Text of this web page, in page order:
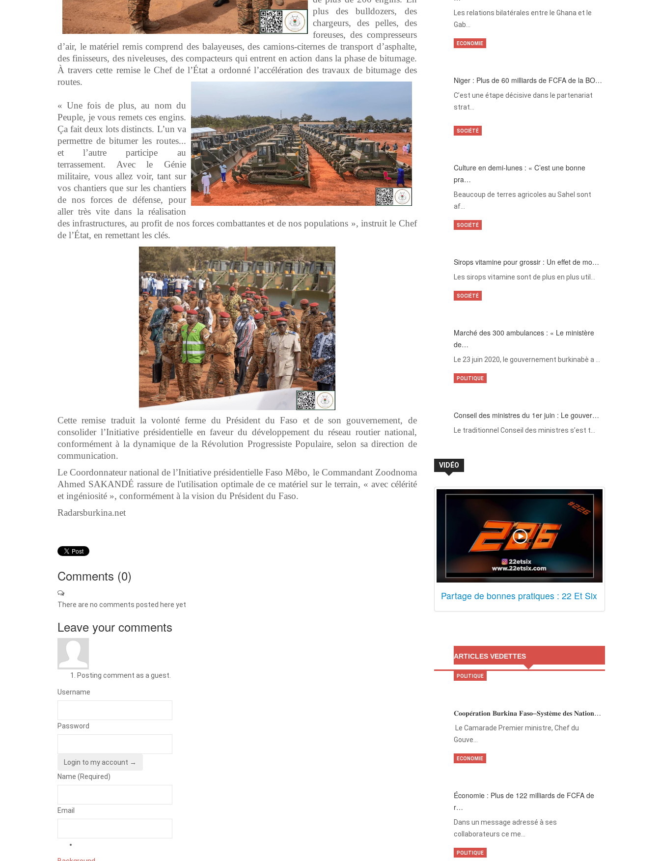
plus des bulldozers, des
chargeurs, des pelles, des
foreuses, des compresseurs
d’air, le matériel remis comprend des balayeuses, des camions-citernes de transport d’asphalte,
des finisseurs, des niveleuses, des compacteurs qui entrent en action dans la phase de bitumage.
À travers cette remise le Chef de l’État a ordonné l’accélération des travaux de bitumage des
routes.
« Une fois de plus, au nom du
Peuple, je vous remets ces engins.
Ça fait deux lots distincts. L’un va
permettre de bitumer les routes...
et l’autre participe au
terrassement. Avec le Génie
militaire, vous allez voir, tant sur
vos chantiers que sur les chantiers
de nos forces de défense, pour
aller très vite dans la réalisation
des infrastructures, au profit de nos forces combattantes et de nos populations », instruit le Chef
de l’État, en remettant les clés.
Cette remise traduit la volonté ferme du Président du Faso et de son gouvernement, de
consolider l’Initiative présidentielle en faveur du développement du réseau routier national,
conformément à la dynamique de la Révolution Progressiste Populaire, selon sa direction de
communication.
Le Coordonnateur national de l’Initiative présidentielle Faso Mêbo, le Commandant Zoodnoma
Ahmed SAKANDÉ rassure de l'utilisation optimale de ce matériel sur le terrain, « avec célérité
et ingéniosité », conformément à la vision du Président du Faso.
Radarsburkina.net
Comments (0)
There are no comments posted here yet
Leave your comments
Posting comment as a guest.
Username
Password
Login to my account →
Name (Required)
Email
Les relations bilatérales entre le Ghana et le
Gab…
Niger : Plus de 60 milliards de FCFA de la BO…
C’est une étape décisive dans le partenariat
strat…
ECONOMIE
Culture en demi-lunes : « C’est une bonne
pra…
Beaucoup de terres agricoles au Sahel sont
af…
SOCIÉTÉ
Sirops vitamine pour grossir : Un effet de mo…
Les sirops vitamine sont de plus en plus util…
SOCIÉTÉ
Marché des 300 ambulances : « Le ministère
de…
Le 23 juin 2020, le gouvernement burkinabè a …
SOCIÉTÉ
Conseil des ministres du 1er juin : Le gouver…
Le traditionnel Conseil des ministres s’est t…
POLITIQUE
VIDÉO
Partage de bonnes pratiques : 22 Et Six
ARTICLES VEDETTES
𝐂𝐨𝐨𝐩𝐞́𝐫𝐚𝐭𝐢𝐨𝐧 𝐁𝐮𝐫𝐤𝐢𝐧𝐚 𝐅𝐚𝐬𝐨–𝐒𝐲𝐬𝐭𝐞̀𝐦𝐞 𝐝𝐞𝐬 𝐍𝐚𝐭𝐢𝐨𝐧…
‎Le Camarade Premier ministre, Chef du
Gouve…
POLITIQUE
Économie : Plus de 122 milliards de FCFA de
r…
Dans un message adressé à ses
collaborateurs ce me…
ECONOMIE
POLITIQUE